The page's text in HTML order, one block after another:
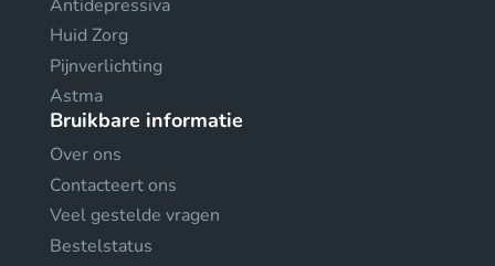
Antidepressiva
Huid Zorg
Pijnverlichting
Astma
Bruikbare informatie
Over ons
Contacteert ons
Veel gestelde vragen
Bestelstatus